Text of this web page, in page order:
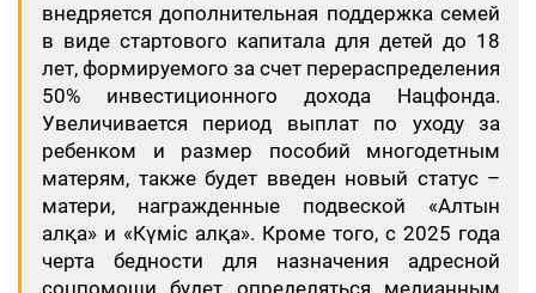
внедряется дополнительная поддержка семей
в виде стартового капитала для детей до 18
лет, формируемого за счет перераспределения
50% инвестиционного дохода Нацфонда.
Увеличивается период выплат по уходу за
ребенком и размер пособий многодетным
матерям, также будет введен новый статус –
матери, награжденные подвеской «Алтын
алқа» и «Күміс алқа». Кроме того, с 2025 года
черта бедности для назначения адресной
соцпомощи будет определяться медианным